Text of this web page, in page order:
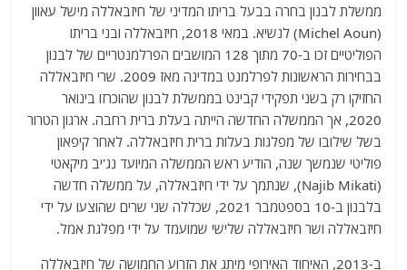
ממשלת לבנון בחרה בבעל בריתו המדיני של חיזבאללה מישל עאוון
(Michel Aoun) לנשיא. במאי 2018, חיזבאללה ובני בריתו
הפוליטיים זכו ב-70 מתוך 128 המושבים הפרלמנטריים של לבנון
בבחירות הראשונות לפרלמנט במדינה מאז 2009. שרי חיזבאללה
החזיקו רק בשני תפקידי קבינט בממשלת לבנון שהוכרזו בינואר
2020, אך הממשלה החדשה הייתה בעלת ברית רחבה. ארגון הטרור
בשל שילובו של מפלגות בעלות ברית חיזבאללה. לאחר קיפאון
פוליטי שנמשך שנה, הודיע ​​ראש הממשלה המיועד נג'יב מיקאטי
(Najib Mikati), שנתמך על ידי חיזבאללה, על ממשלה חדשה
בלבנון ב-10 בספטמבר 2021, שכללה שני שרים שהוצעו על ידי
חיזבאללה ושר חיזבאללה שלישי שמועמד על ידי מפלגת אמל.
ב-2013, האיחוד האירופי מיתג את הזרוע החמושה של חיזבאללה